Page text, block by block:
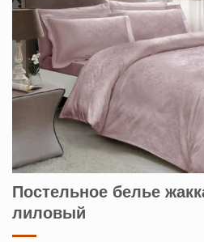
Постельное белье
лиловый